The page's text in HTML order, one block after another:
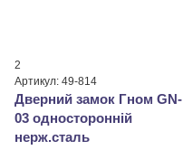
2
Артикул: 49-814
Дверний замок Гном GN-
03 односторонній
нерж.сталь